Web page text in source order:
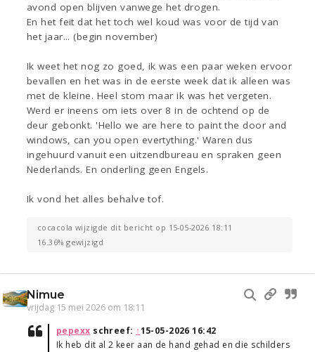
avond open blijven vanwege het drogen.
En het feit dat het toch wel koud was voor de tijd van
het jaar... (begin november)
Ik weet het nog zo goed, ik was een paar weken ervoor
bevallen en het was in de eerste week dat ik alleen was
met de kleine. Heel stom maar ik was het vergeten.
Werd er ineens om iets over 8 in de ochtend op de
deur gebonkt. 'Hello we are here to paint the door and
windows, can you open evertything.' Waren dus
ingehuurd vanuit een uitzendbureau en spraken geen
Nederlands. En onderling geen Engels.
Ik vond het alles behalve tof.
cocacola wijzigde dit bericht op 15-05-2026 18:11
16.36% gewijzigd
Nimue
vrijdag 15 mei 2026 om 18:11
pepexx schreef: ↑15-05-2026 16:42
Ik heb dit al 2 keer aan de hand gehad en die schilders